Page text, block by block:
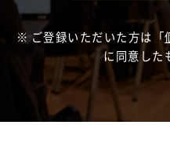
ご登録いただいた方は「
に同意した